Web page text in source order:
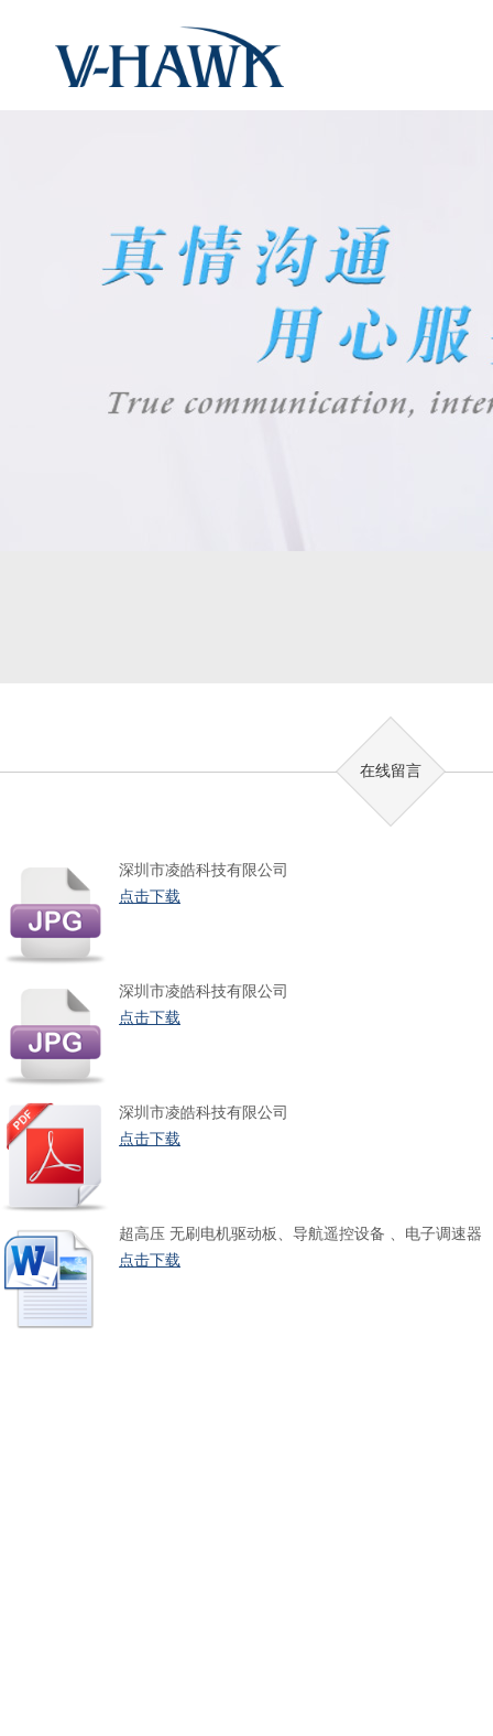
在线留言
深圳市凌皓科技有限公司
点击下载
深圳市凌皓科技有限公司
点击下载
深圳市凌皓科技有限公司
点击下载
超高压 无刷电机驱动板、导航遥控设备 、电子调速器
点击下载